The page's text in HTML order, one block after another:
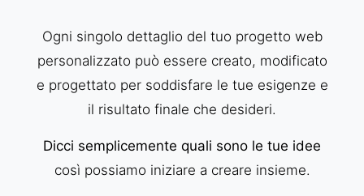
Ogni singolo dettaglio del tuo progetto web
personalizzato può essere creato, modificato
e progettato per soddisfare le tue esigenze e
il risultato finale che desideri.
Dicci semplicemente quali sono le tue idee
così possiamo iniziare a creare insieme.